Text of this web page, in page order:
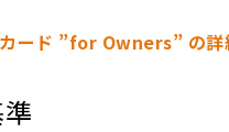
ード ”for Owners” の詳